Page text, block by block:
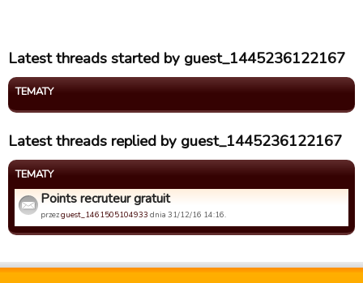
Latest threads started by guest_1445236122167
TEMATY
Latest threads replied by guest_1445236122167
TEMATY
Points recruteur gratuit
przezguest_1461505104933 dnia 31/12/16 14:16.